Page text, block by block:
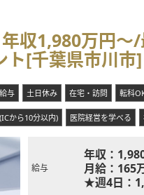
年収1,980万円
[千葉県市川市]
与 土日休み 在宅・訪問 転科
から10分以内) 医院経営を学べる
給与
年収：
月給：165
★週4日：